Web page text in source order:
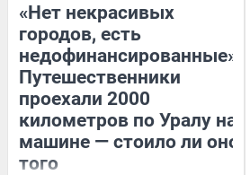
«Нет некрасивых
городов, есть
недофинансированные».
Путешественники
проехали 2000
километров по Уралу на
машине — стоило ли оно
того